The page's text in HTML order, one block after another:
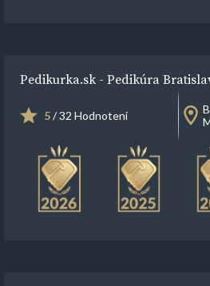
Pedikurka.sk - Pedikúra
5/ 32 Hodnotení